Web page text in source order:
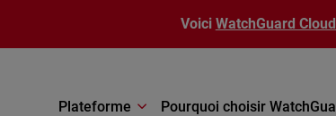
Voici WatchGuard
Plateforme Pourquoi choisir